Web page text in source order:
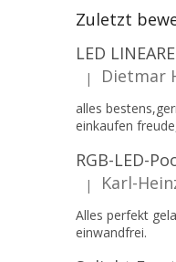
Zuletzt
Die
| Dietmar
alles
einkaufen
Die
| Karl-
Alles perfekt
einwandfrei.